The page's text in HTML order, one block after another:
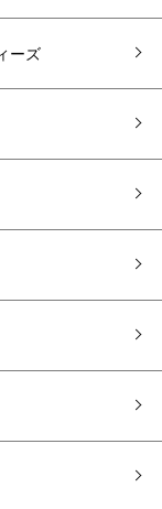
ーズ